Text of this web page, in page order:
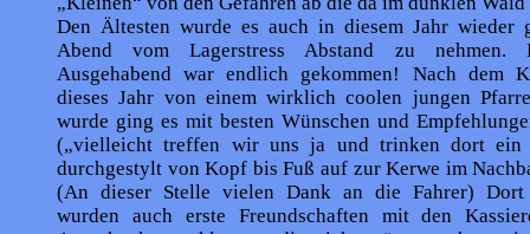
Den Ältesten wurde es auch in diesem Jahr wieder
Abend vom Lagerstress Abstand zu nehmen.
Ausgehabend war endlich gekommen! Nach dem
dieses Jahr von einem wirklich coolen jungen
wurde ging es mit besten Wünschen und
(„vielleicht treffen wir uns ja und trinken dort
durchgestylt von Kopf bis Fuß auf zur Kerwe im
(An dieser Stelle vielen Dank an die Fahrer) Dort
wurden auch erste Freundschaften mit den